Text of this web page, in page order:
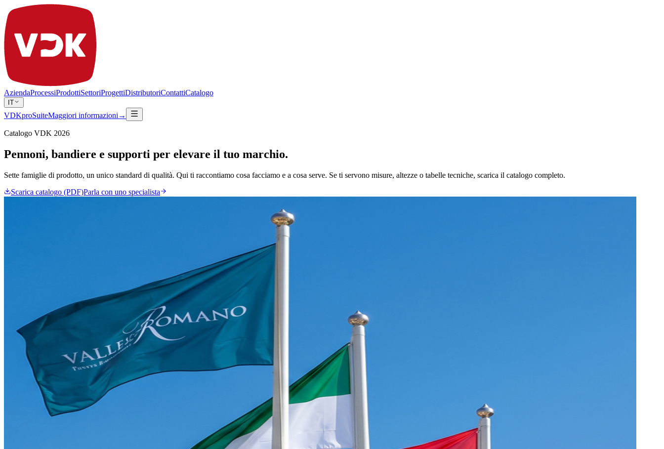
AziendaProcessiProdottiSettoriProgettiDistributoriContattiCatalogo
IT
VDKproSuiteMaggiori informazioni →
Catalogo VDK 2026
Pennoni, bandiere e supporti per elevare il tuo marchio.
Sette famiglie di prodotto, un unico standard di qualità. Qui ti raccontiamo cosa facciamo e a cosa serve. Se ti servono misure, altezze o tabelle tecniche, scarica il catalogo completo.
Scarica catalogo (PDF)Parla con uno specialista